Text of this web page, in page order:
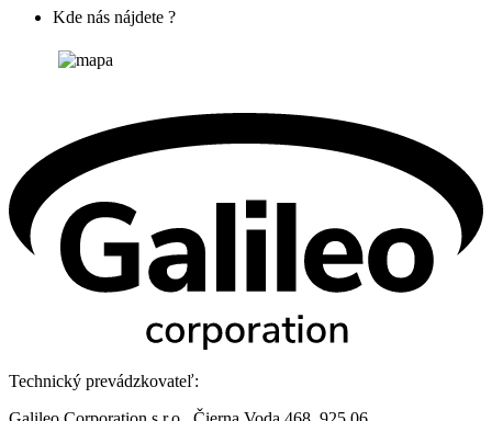
Kde nás nájdete ?
Technický prevádzkovateľ: